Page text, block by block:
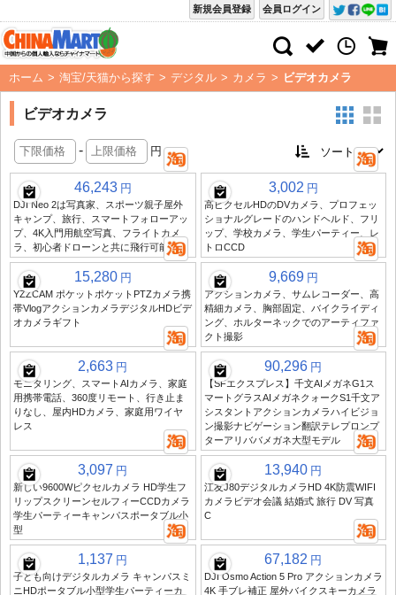
会員ログイン
新規会員登録
ホーム > 淘宝/天猫から探す > デジタル > カメラ > ビデオカメラ
ビデオカメラ
- 円
46,243 円
DJI Neo 2は写真家、スポーツ親子屋外
キャンプ、旅行、スマートフォローアッ
プ、4K入門用航空写真、フライトカメ
ラ、初心者ドローンと共に飛行可能です
3,002 円
高ピクセルHDのDVカメラ、プロフェッ
ショナルグレードのハンドヘルド、フリ
ップ、学校カメラ、学生パーティー、レ
トロCCD
15,280 円
YZZCAM ポケットポケットPTZカメラ携
帯VlogアクションカメラデジタルHDビデ
オカメラギフト
9,669 円
アクションカメラ、サムレコーダー、高
精細カメラ、胸部固定、バイクライディ
ング、ホルターネックでのアーティファ
クト撮影
2,663 円
モニタリング、スマートAIカメラ、家庭
用携帯電話、360度リモート、行き止ま
りなし、屋内HDカメラ、家庭用ワイヤ
レス
90,296 円
【SFエクスプレス】千文AIメガネG1ス
マートグラスAIメガネクォークS1千文ア
シスタントアクションカメラハイビジョ
ン撮影ナビゲーション翻訳テレプロンプ
ターアリババメガネ大型モデル
3,097 円
新しい9600Wピクセルカメラ HD学生フ
リップスクリーンセルフィーCCDカメラ
学生パーティーキャンパスポータブル小
型
13,940 円
江友J80デジタルカメラHD 4K防震WIFI
カメラビデオ会議 結婚式 旅行 DV 写真
C
1,137 円
子ども向けデジタルカメラ キャンパスミ
ニHDポータブル小型学生パーティーカ
67,182 円
DJI Osmo Action 5 Pro アクションカメラ
4K 手ブレ補正 屋外バイクスキーカメラ